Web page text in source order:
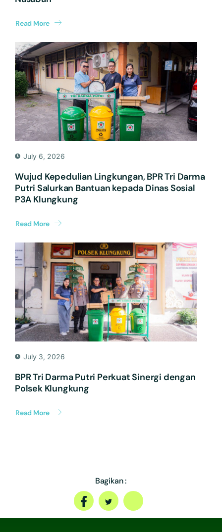
Read More
July 6, 2026
Wujud Kepedulian Lingkungan, BPR Tri Darma
Putri Salurkan Bantuan kepada Dinas Sosial
P3A Klungkung
Read More
July 3, 2026
BPR Tri Darma Putri Perkuat Sinergi dengan
Polsek Klungkung
Read More
Bagikan :